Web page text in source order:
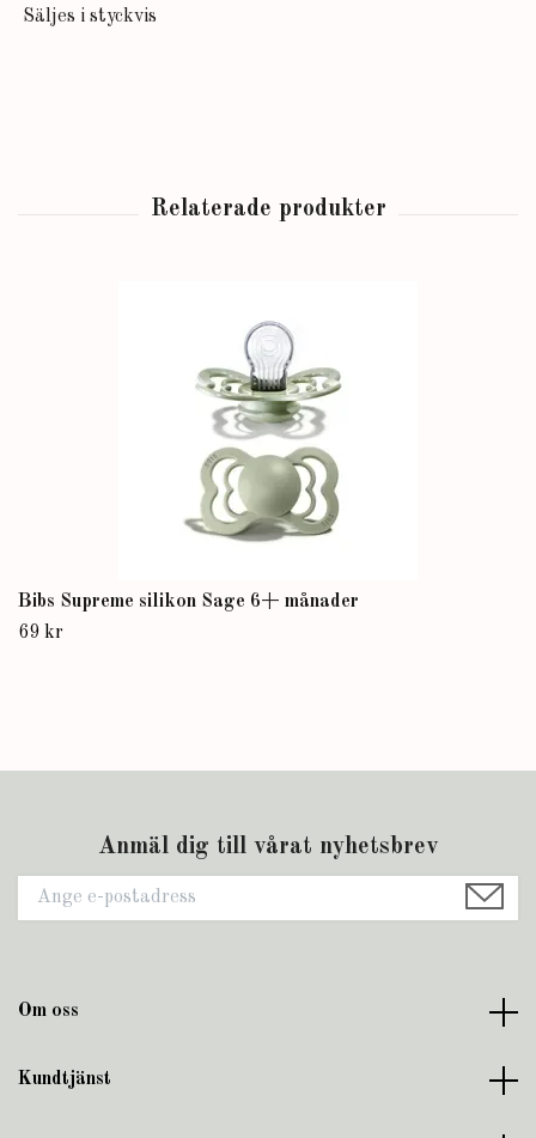
Säljes i styckvis
Bibs Supreme silikon Sage 6+ månader
69 kr
Anmäl dig till vårat nyhetsbrev
Om oss
Kundtjänst